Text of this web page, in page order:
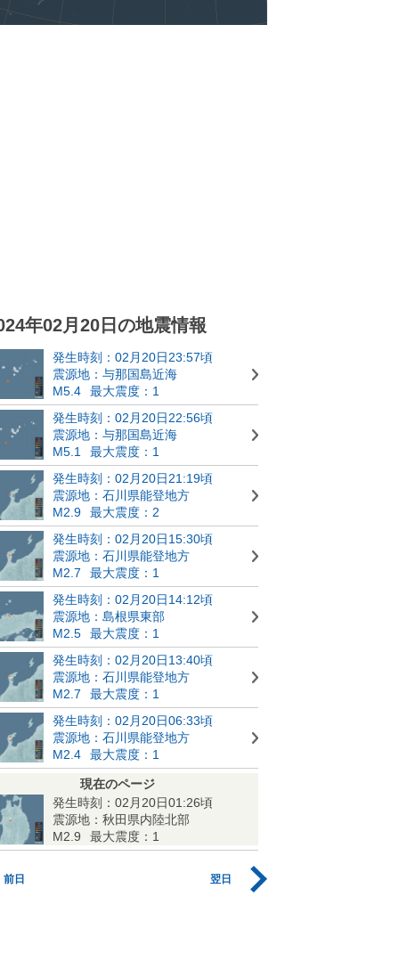
年02月20日の地震情報
発生時刻：02月20日23:57頃
震源地：与那国島近海
M5.4
最大震度：1
発生時刻：02月20日22:56頃
震源地：与那国島近海
M5.1
最大震度：1
発生時刻：02月20日21:19頃
震源地：石川県能登地方
M2.9
最大震度：2
発生時刻：02月20日15:30頃
震源地：石川県能登地方
M2.7
最大震度：1
発生時刻：02月20日14:12頃
震源地：島根県東部
M2.5
最大震度：1
発生時刻：02月20日13:40頃
震源地：石川県能登地方
M2.7
最大震度：1
発生時刻：02月20日06:33頃
震源地：石川県能登地方
M2.4
最大震度：1
現在のページ
発生時刻：02月20日01:26頃
震源地：秋田県内陸北部
M2.9
最大震度：1
前日 翌日